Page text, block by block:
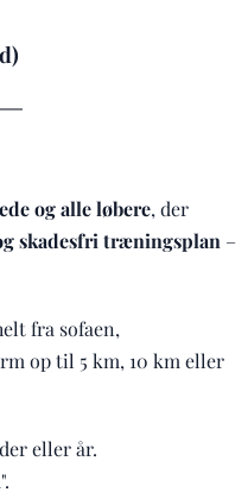
og alle løbere, der
skadesfri træningsplan –
fra sofaen,
op til 5 km, 10 km eller
eller år.